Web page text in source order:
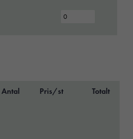
Antal Pris/st Totalt